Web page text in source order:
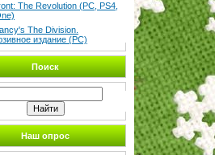
The Revolution (PC, PS4,
The Division.
издание (PC)
Поиск
Наш опрос